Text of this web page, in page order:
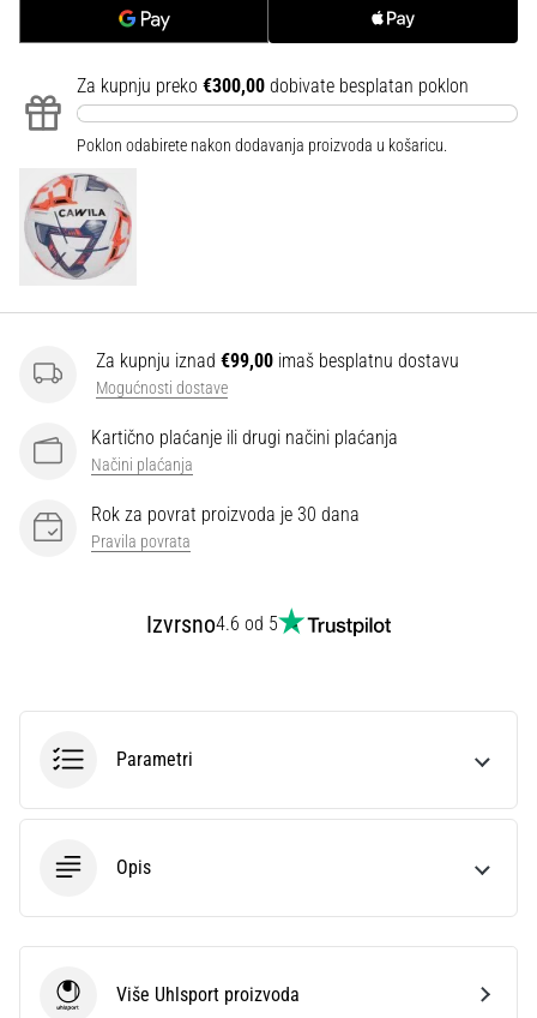
svake
gola…
Prikaži
sve
članke
Za kupnju preko €300,00 dobivate besplatan poklon
Poklon odabirete nakon dodavanja proizvoda u košaricu.
Za kupnju iznad €99,00 imaš besplatnu dostavu
Mogućnosti dostave
Kartično plaćanje ili drugi načini plaćanja
Načini plaćanja
Rok za povrat proizvoda je 30 dana
Pravila povrata
Izvrsno4.6 od 5
Parametri
Opis
UhlsportViše Uhlsport proizvoda